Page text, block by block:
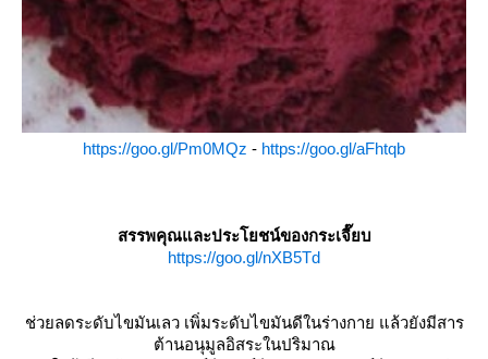
https://goo.gl/Pm0MQz - https://goo.gl/aFhtqb
สรรพคุณและประโยชน์ของกระเจี๊ยบ
https://goo.gl/nXB5Td
ช่วยลดระดับไขมันเลว เพิ่มระดับไขมันดีในร่างกาย แล้วยังมีสาร
ต้านอนุมูลอิสระในปริมาณ